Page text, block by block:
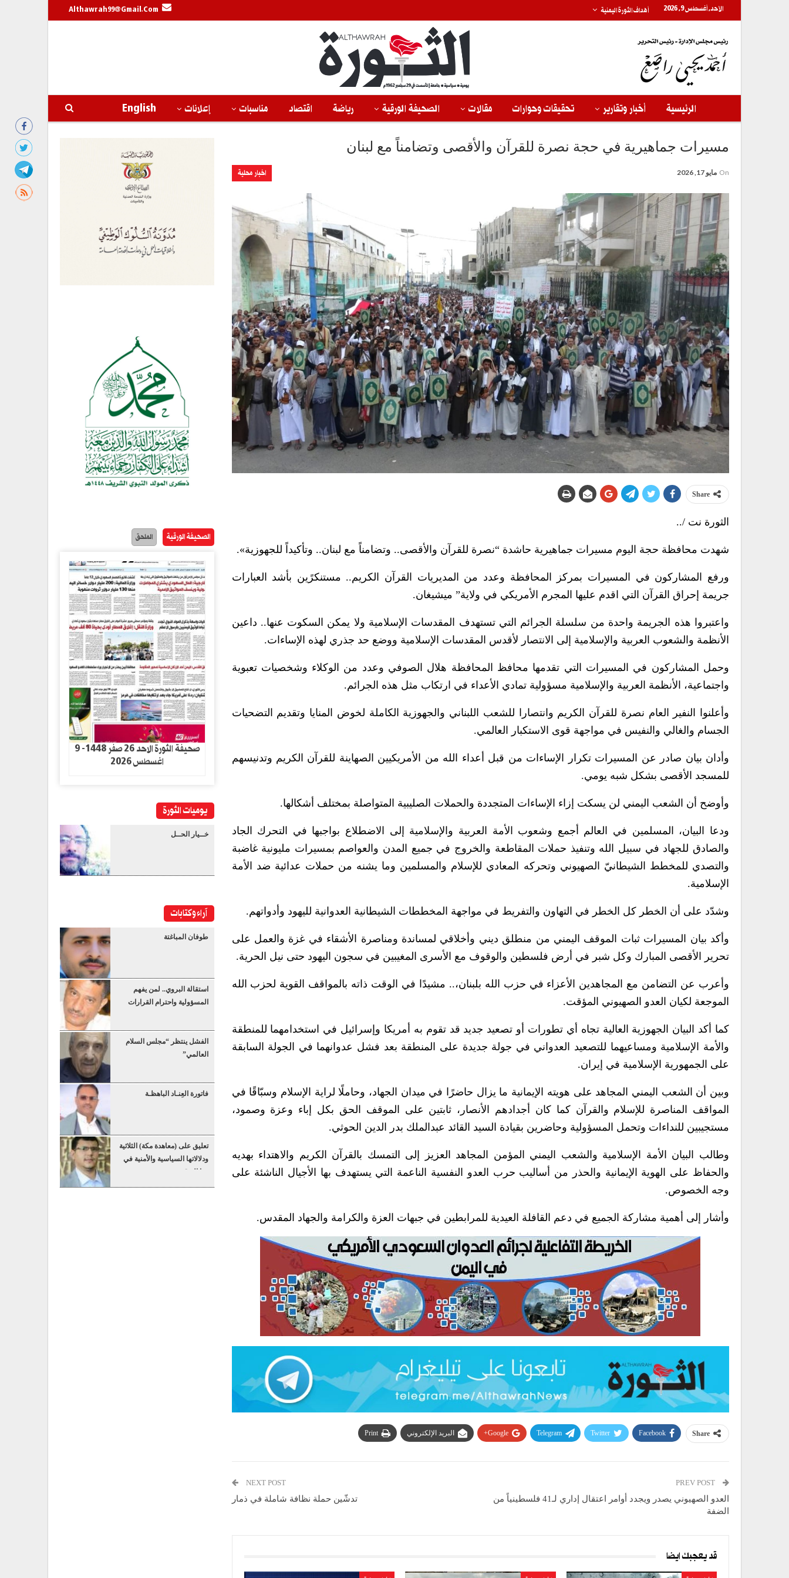
الأحد, أغسطس 9, 2026 أهداف الثورة اليمنية Althawrah99@gmail.com
الرئيسية أخبار وتقارير تحقيقات وحوارات مقالات الصحيفة الورقية رياضة اقتصاد مناسبات إعلانات English
مسيرات جماهيرية في حجة نصرة للقرآن والأقصى وتضامناً مع لبنان
اخبار محلية On مايو 17, 2026
Share
الثورة نت /..
شهدت محافظة حجة اليوم مسيرات جماهيرية حاشدة “نصرة للقرآن والأقصى.. وتضامناً مع لبنان.. وتأكيداً للجهوزية».
ورفع المشاركون في المسيرات بمركز المحافظة وعدد من المديريات القرآن الكريم.. مستنكرًين بأشد العبارات
جريمة إحراق القرآن التي اقدم عليها المجرم الأمريكي في ولاية” ميشيغان.
واعتبروا هذه الجريمة واحدة من سلسلة الجرائم التي تستهدف المقدسات الإسلامية ولا يمكن السكوت عنها.. داعين
الأنظمة والشعوب العربية والإسلامية إلى الانتصار لأقدس المقدسات الإسلامية ووضع حد جذري لهذه الإساءات.
وحمل المشاركون في المسيرات التي تقدمها محافظ المحافظة هلال الصوفي وعدد من الوكلاء وشخصيات تعبوية
واجتماعية، الأنظمة العربية والإسلامية مسؤولية تمادي الأعداء في ارتكاب مثل هذه الجرائم.
وأعلنوا النفير العام نصرة للقرآن الكريم وانتصارا للشعب اللبناني والجهوزية الكاملة لخوض المنايا وتقديم التضحيات
الجسام والغالي والنفيس في مواجهة قوى الاستكبار العالمي.
وأدان بيان صادر عن المسيرات تكرار الإساءات من قبل أعداء الله من الأمريكيين الصهاينة للقرآن الكريم وتدنيسهم
للمسجد الأقصى بشكل شبه يومي.
وأوضح أن الشعب اليمني لن يسكت إزاء الإساءات المتجددة والحملات الصليبية المتواصلة بمختلف أشكالها.
ودعا البيان، المسلمين في العالم أجمع وشعوب الأمة العربية والإسلامية إلى الاضطلاع بواجبها في التحرك الجاد
والصادق للجهاد في سبيل الله وتنفيذ حملات المقاطعة والخروج في جميع المدن والعواصم بمسيرات مليونية غاضبة
والتصدي للمخطط الشيطانيّ الصهيوني وتحركه المعادي للإسلام والمسلمين وما يشنه من حملات عدائية ضد الأمة
الإسلامية.
وشدّد على أن الخطر كل الخطر في التهاون والتفريط في مواجهة المخططات الشيطانية العدوانية لليهود وأدواتهم.
وأكد بيان المسيرات ثبات الموقف اليمني من منطلق ديني وأخلاقي لمساندة ومناصرة الأشقاء في غزة والعمل على
تحرير الأقصى المبارك وكل شبر في أرض فلسطين والوقوف مع الأسرى المغيبين في سجون اليهود حتى نيل الحرية.
وأعرب عن التضامن مع المجاهدين الأعزاء في حزب الله بلبنان،.. مشيدًا في الوقت ذاته بالمواقف القوية لحزب الله
الموجعة لكيان العدو الصهيوني المؤقت.
كما أكد البيان الجهوزية العالية تجاه أي تطورات أو تصعيد جديد قد تقوم به أمريكا وإسرائيل في استخدامهما للمنطقة
والأمة الإسلامية ومساعيهما للتصعيد العدواني في جولة جديدة على المنطقة بعد فشل عدوانهما في الجولة السابقة
على الجمهورية الإسلامية في إيران.
وبين أن الشعب اليمني المجاهد على هويته الإيمانية ما يزال حاضرًا في ميدان الجهاد، وحاملًا لراية الإسلام وسبّاقًا في
المواقف المناصرة للإسلام والقرآن كما كان أجدادهم الأنصار، ثابتين على الموقف الحق بكل إباء وعزة وصمود،
مستجيبين للنداءات وتحمل المسؤولية وحاضرين بقيادة السيد القائد عبدالملك بدر الدين الحوثي.
وطالب البيان الأمة الإسلامية والشعب اليمني المؤمن المجاهد العزيز إلى التمسك بالقرآن الكريم والاهتداء بهديه
والحفاظ على الهوية الإيمانية والحذر من أساليب حرب العدو النفسية الناعمة التي يستهدف بها الأجيال الناشئة على
وجه الخصوص.
وأشار إلى أهمية مشاركة الجميع في دعم القافلة العيدية للمرابطين في جبهات العزة والكرامة والجهاد المقدس.
Share
Facebook
Twitter
Telegram
Google+ البريد الإلكتروني Print
العدو الصهيوني يصدر ويجدد أوامر اعتقال إداري لـ41 فلسطينياً من
الضفة
NEXT POST
تدشّين حملة نظافة شاملة في ذمار
قد يعجبك ايضا
الصحيفة الورقية الملحق
صحيفة الثورة الاحد 26 صفر 1448- 9
اغسطس 2026
يوميات الثورة
خــيار الحــل
آراء وكتابات
طوفان المباغتة
استقالة البروي.. لمن يفهم
المسؤولية واحترام القرارات
الفشل ينتظر “مجلس السلام
العالمي”
فاتورة العِنـاد الباهظـة
تعليق على (معاهدة مكة) الثلاثية
ودلالاتها السياسية والأمنية في
هذا التوقيت